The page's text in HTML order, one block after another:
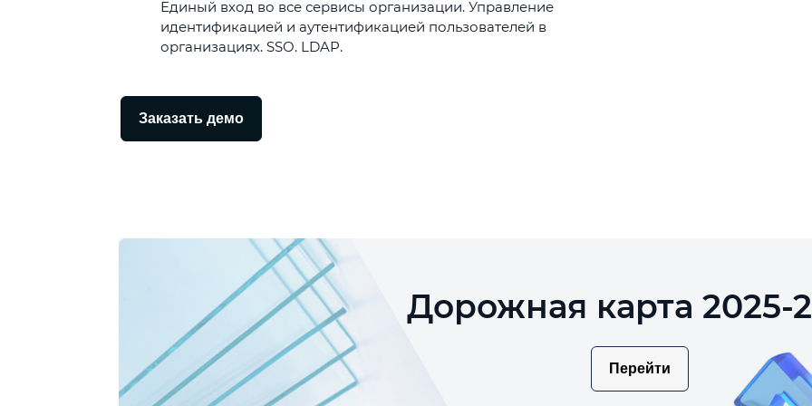
Единый вход во все сервисы организации. Управление
идентификацией и аутентификацией пользователей в
организациях. SSO. LDAP.
Заказать демо
Дорожная карта 2025-
Перейти